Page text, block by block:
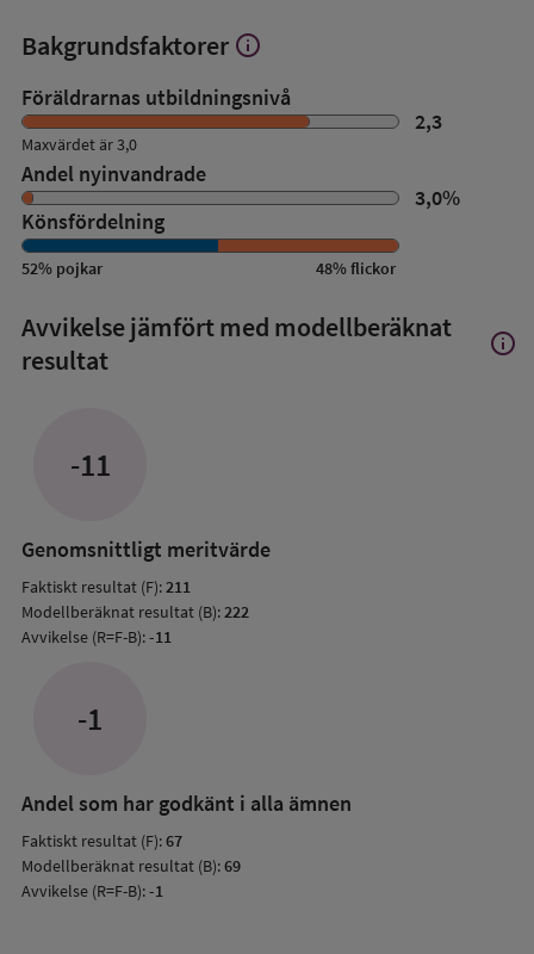
Bakgrundsfaktorer Visa
om
Bakgrundsfaktorer
info
Föräldrarnas utbildningsnivå
2,3
Maxvärdet är 3,0
Andel nyinvandrade
3,0%
Könsfördelning
52% pojkar 48%flickor
Avvikelse jämfört med modellberäknat
resultat
Visa
info
-11
Genomsnittligt meritvärde
Faktiskt resultat (F):211
Modellberäknat resultat (B):222
Avvikelse (R=F-B):-11
-1
Andel som har godkänt i alla ämnen
Faktiskt resultat (F):67
Modellberäknat resultat (B):69
Avvikelse (R=F-B):-1